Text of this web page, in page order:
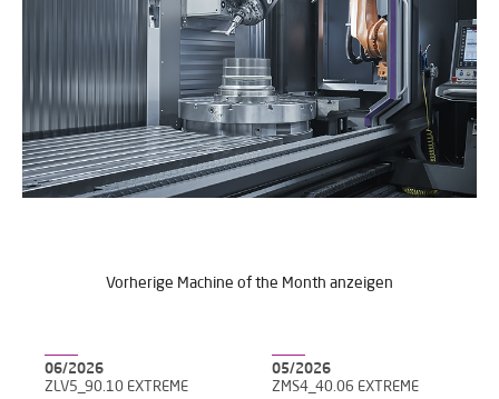
Vorherige Machine of the Month anzeigen
06/2026
ZLV5_90.10 EXTREME
05/2026
ZMS4_40.06 EXTREME